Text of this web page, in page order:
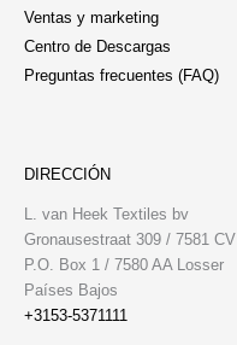
Ventas y marketing
Centro de Descargas
Preguntas frecuentes (FAQ)
DIRECCIÓN
L. van Heek Textiles bv
Gronausestraat 309 / 7581 CV
P.O. Box 1 / 7580 AA Losser
Países Bajos
+3153-5371111